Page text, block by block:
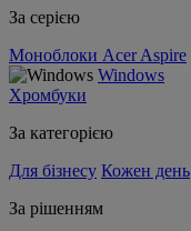
За серією
Моноблоки Acer Aspire
Windows
Хромбуки
За категорією
Для бізнесу Кожен день
За рішенням